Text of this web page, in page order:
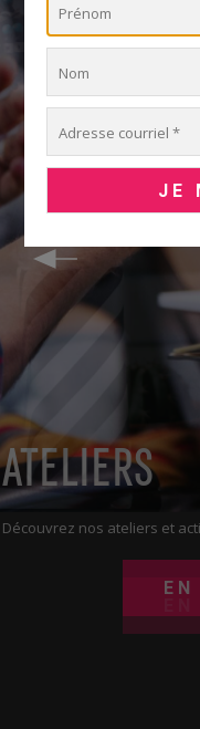
ATELIERS
Découvrez nos ateliers et